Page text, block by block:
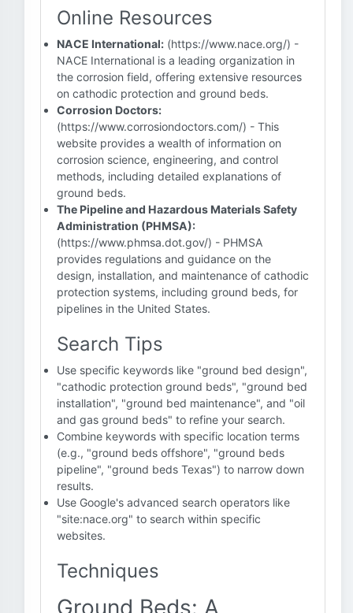
Online Resources
NACE International: (https://www.nace.org/) -
NACE International is a leading organization in
the corrosion field, offering extensive resources
on cathodic protection and ground beds.
Corrosion Doctors:
(https://www.corrosiondoctors.com/) - This
website provides a wealth of information on
corrosion science, engineering, and control
methods, including detailed explanations of
ground beds.
The Pipeline and Hazardous Materials Safety
Administration (PHMSA):
(https://www.phmsa.dot.gov/) - PHMSA
provides regulations and guidance on the
design, installation, and maintenance of cathodic
protection systems, including ground beds, for
pipelines in the United States.
Search Tips
Use specific keywords like "ground bed design",
"cathodic protection ground beds", "ground bed
installation", "ground bed maintenance", and "oil
and gas ground beds" to refine your search.
Combine keywords with specific location terms
(e.g., "ground beds offshore", "ground beds
pipeline", "ground beds Texas") to narrow down
results.
Use Google's advanced search operators like
"site:nace.org" to search within specific
websites.
Techniques
Ground Beds: A